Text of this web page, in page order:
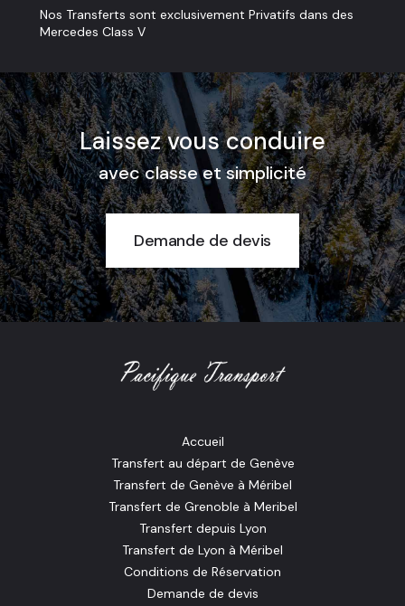
Nos Transferts sont exclusivement Privatifs dans des
Mercedes Class V
Laissez vous conduire
avec classe et simplicité
Demande de devis
Accueil
Transfert au départ de Genève
Transfert de Genève à Méribel
Transfert de Grenoble à Meribel
Transfert depuis Lyon
Transfert de Lyon à Méribel
Conditions de Réservation
Demande de devis